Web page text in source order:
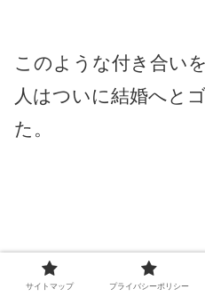
このような付き合い
人はついに結婚へと
た。
付き合って15年、結
サイトマップ プライバシーポリシー